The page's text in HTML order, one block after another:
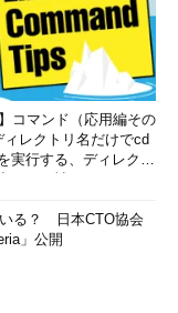
コマンド（応用編その
レクトリ名だけでcd
実行する、ディレクト
る？ 日本CTO協会
」公開